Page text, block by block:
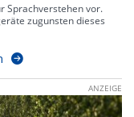
Sprachverstehen vor.
zugunsten dieses
ANZEIGE